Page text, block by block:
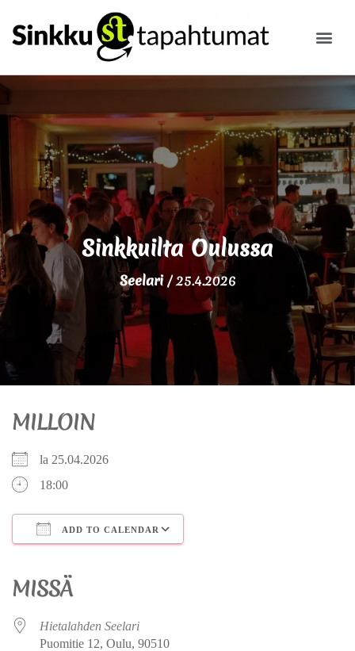
Sinkkuilta Oulussa
Seelari/25.4.2026
MILLOIN
la 25.04.2026
18:00
ADD TO CALENDAR
MISSÄ
Hietalahden Seelari
Puomitie 12, Oulu, 90510